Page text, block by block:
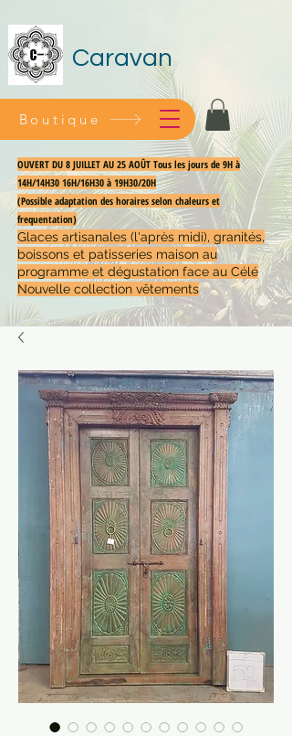
Caravan
OUVERT DU 8 JUILLET AU 25 AOÛT Tous les jours de 9H à
14H/14H30 16H/16H30 à 19H30/20H
(Possible adaptation des horaires selon chaleurs et
frequentation)
Glaces artisanales (l'après midi), granités,
boissons et patisseries maison au
programme et dégustation face au Célé
Nouvelle collection vêtements
Boutique